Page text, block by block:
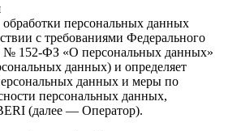
персональных данных
с требованиями Федерального
№ 152-ФЗ «О персональных данных»
данных) и определяет
данных и меры по
персональных данных,
(далее — Оператор).